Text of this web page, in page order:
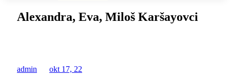
Alexandra, Eva, Miloš Karšayovci
admin
okt 17, 22